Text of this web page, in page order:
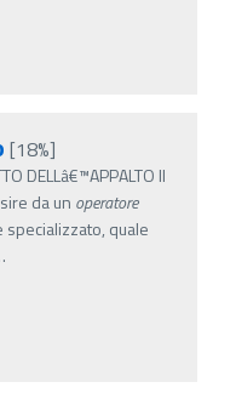
[18%]
DELLâ€™APPALTO Il
da un operatore
specializzato, quale